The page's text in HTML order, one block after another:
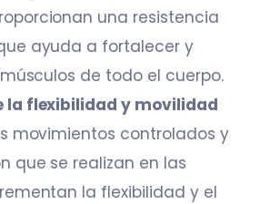
una resistencia
ayuda a fortalecer y
de todo el cuerpo.​
la flexibilidad y movilidad
movimientos controlados y
que se realizan en las
la flexibilidad y el